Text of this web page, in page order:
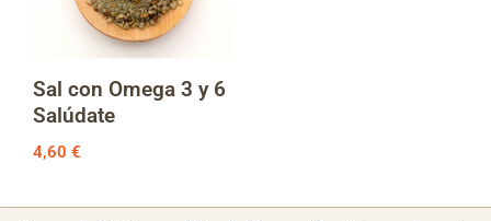
Sal con Omega 3 y 6
Salúdate
4,60 €